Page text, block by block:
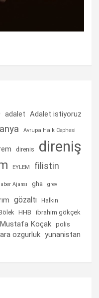
adalet Adalet istiyoruz
Avrupa Halk Cephesi
direnis direniş
EYLEM filistin
Ajansı gha grev
gözaltı
Halkın
HHB ibrahim gökçek
Mustafa Koçak polis
ozgurluk yunanistan